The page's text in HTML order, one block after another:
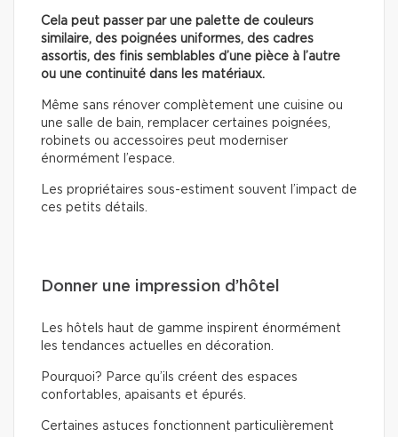
Cela peut passer par une palette de couleurs
similaire, des poignées uniformes, des cadres
assortis, des finis semblables d’une pièce à l’autre
ou une continuité dans les matériaux.
Même sans rénover complètement une cuisine ou
une salle de bain, remplacer certaines poignées,
robinets ou accessoires peut moderniser
énormément l’espace.
Les propriétaires sous-estiment souvent l’impact de
ces petits détails.
Donner une impression d’hôtel
Les hôtels haut de gamme inspirent énormément
les tendances actuelles en décoration.
Pourquoi? Parce qu’ils créent des espaces
confortables, apaisants et épurés.
Certaines astuces fonctionnent particulièrement